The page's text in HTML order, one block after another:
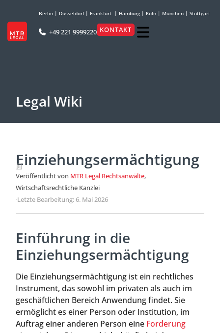
Berlin | Düsseldorf| Frankfurt | Hamburg| Köln | München | Stuttgart
+49 221 9999220 KONTAKT
Legal Wiki
Einziehungsermächtigung
Veröffentlicht von MTR Legal Rechtsanwälte,
Wirtschaftsrechtliche Kanzlei
·Letzte Bearbeitung: 6. Mai 2026
Einführung in die
Einziehungsermächtigung
Die Einziehungsermächtigung ist ein rechtliches
Instrument, das sowohl im privaten als auch im
geschäftlichen Bereich Anwendung findet. Sie
ermöglicht es einer Person oder Institution, im
Auftrag einer anderen Person eine Forderung